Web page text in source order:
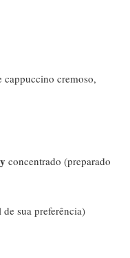
cappuccino cremoso,
concentrado (preparado
sua preferência)